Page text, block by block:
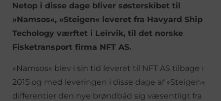
Netop i disse dage bliver søsterskibet til
»Namsos«, »Steigen« leveret fra Havyard Ship
Techology værftet i Leirvik, til det norske
Fisketransport firma NFT AS.
»Namsos« blev i sin tid leveret til NFT AS tilbage i
2015 og med leveringen i disse dage af »Steigen«
differentier den nye brøndbåd sig væsentligt fra